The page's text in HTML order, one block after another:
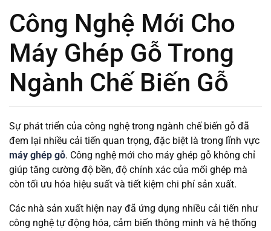
Công Nghệ Mới Cho
Máy Ghép Gỗ Trong
Ngành Chế Biến Gỗ
Sự phát triển của công nghệ trong ngành chế biến gỗ đã
đem lại nhiều cải tiến quan trọng, đặc biệt là trong lĩnh vực
máy ghép gỗ. Công nghệ mới cho máy ghép gỗ không chỉ
giúp tăng cường độ bền, độ chính xác của mối ghép mà
còn tối ưu hóa hiệu suất và tiết kiệm chi phí sản xuất.
Các nhà sản xuất hiện nay đã ứng dụng nhiều cải tiến như
công nghệ tự động hóa, cảm biến thông minh và hệ thống